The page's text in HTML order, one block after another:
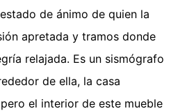
de ánimo de quien la
apretada y tramos donde
relajada. Es un sismógrafo
de ella, la casa
el interior de este mueble